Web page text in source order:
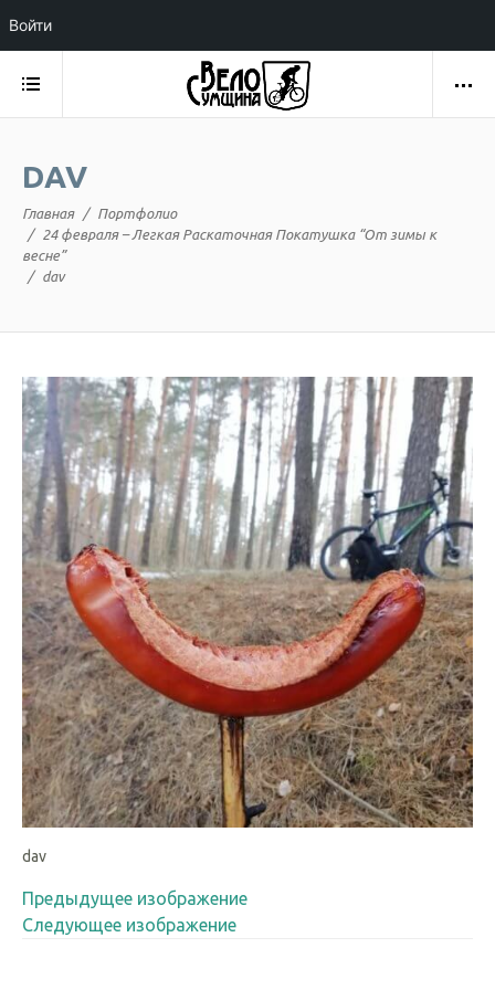
DAV
Главная
Портфолио
24 февраля – Легкая Раскаточная Покатушка “От зимы к
весне”
dav
dav
Предыдущее изображение
Следующее изображение
Войти